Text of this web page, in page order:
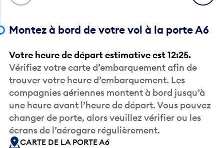
Montez à bord de votre vol à la porte A6
Votre heure de départ estimative est 12:25.
Vérifiez votre carte d’embarquement afin de
trouver votre heure d’embarquement. Les
compagnies aériennes montent à bord jusqu’à
une heure avant l’heure de départ. Vous pouvez
changer de porte, alors veuillez vérifier ou les
écrans de l’aérogare régulièrement.
CARTE DE LA PORTE A6